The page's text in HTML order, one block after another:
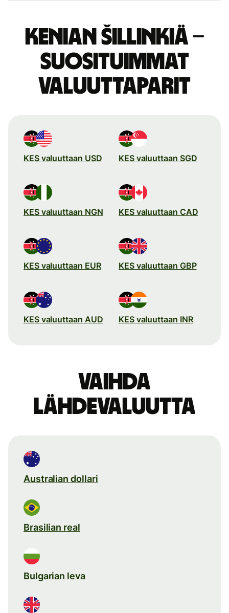
Kenian šillinkiä –
suosituimmat
valuuttaparit
KES valuuttaan USD KES valuuttaan SGD
KES valuuttaan NGN KES valuuttaan CAD
KES valuuttaan EUR KES valuuttaan GBP
KES valuuttaan AUD KES valuuttaan INR
Vaihda
lähdevaluutta
Australian dollari
Brasilian real
Bulgarian leva